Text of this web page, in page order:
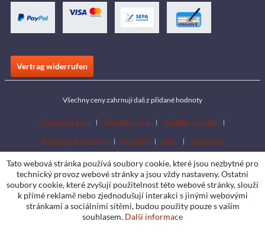
Vertrag widerrufen
Všechny ceny zahrnují daň z přidané hodnoty
Download area Händlersuche
Händler werden
Katalogy ke stažení
Kontakt Jobs Standorte
Tato webová stránka používá soubory cookie, které jsou nezbytné pro
technický provoz webové stránky a jsou vždy nastaveny. Ostatní
soubory cookie, které zvyšují použitelnost této webové stránky, slouží
k přímé reklamě nebo zjednodušují interakci s jinými webovými
stránkami a sociálními sítěmi, budou použity pouze s vaším
souhlasem. Další informace